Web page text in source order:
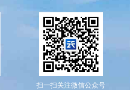
扫一扫关注微信公众号